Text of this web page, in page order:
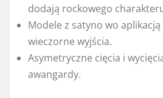
dodają rockowego
Modele z satyno wo
wieczorne wyjścia.
Asymetryczne cięcia i
awangardy.